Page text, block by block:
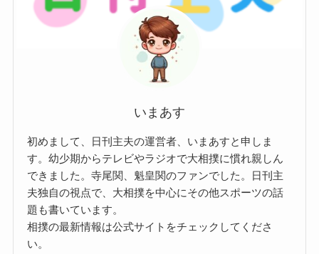
いまあす
初めまして、日刊主夫の運営者、いまあすと申しま
す。幼少期からテレビやラジオで大相撲に慣れ親しん
できました。寺尾関、魁皇関のファンでした。日刊主
夫独自の視点で、大相撲を中心にその他スポーツの話
題も書いています。
相撲の最新情報は公式サイトをチェックしてくださ
い。